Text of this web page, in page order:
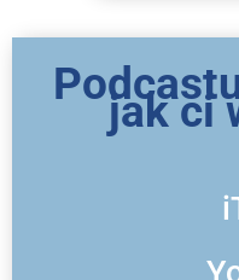
jak ci